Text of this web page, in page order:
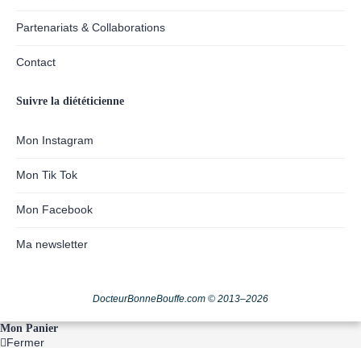
Partenariats & Collaborations
Contact
Suivre la diététicienne
Mon Instagram
Mon Tik Tok
Mon Facebook
Ma newsletter
DocteurBonneBouffe.com © 2013–2026
Mon Panier
Fermer